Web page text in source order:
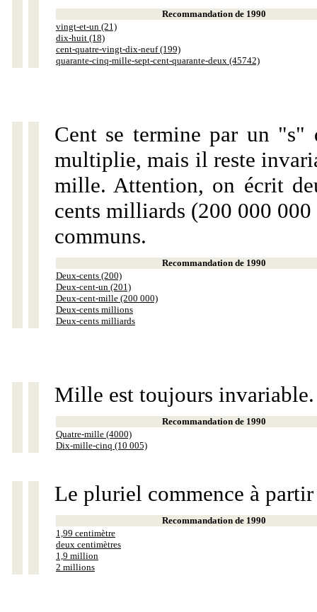
Recommandation de 1990
vingt-et-un (21)
dix-huit (18)
cent-quatre-vingt-dix-neuf (199)
quarante-cinq-mille-sept-cent-quarante-deux (45742)
Cent se termine par un "s"
multiplie, mais il reste
mille. Attention, on écrit
cents milliards (200 000
communs.
Recommandation de 1990
Deux-cents (200)
Deux-cent-un (201)
Deux-cent-mille (200 000)
Deux-cents millions
Deux-cents milliards
Mille est toujours invariable.
Recommandation de 1990
Quatre-mille (4000)
Dix-mille-cinq (10 005)
Le pluriel commence à
Recommandation de 1990
1,99 centimètre
deux centimètres
1,9 million
2 millions